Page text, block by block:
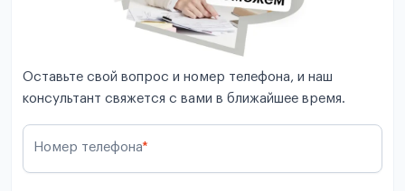
Оставьте свой вопрос и номер телефона, и наш
консультант свяжется с вами в ближайшее время.
Номер телефона*